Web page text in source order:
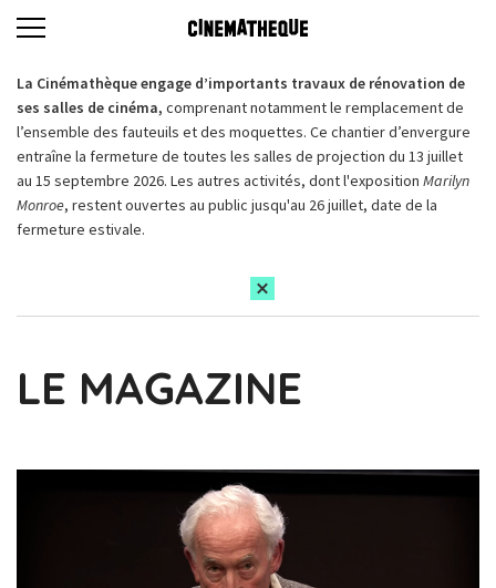
La Cinémathèque engage d’importants travaux de rénovation de
ses salles de cinéma, comprenant notamment le remplacement de
l’ensemble des fauteuils et des moquettes. Ce chantier d’envergure
entraîne la fermeture de toutes les salles de projection du 13 juillet
au 15 septembre 2026. Les autres activités, dont l'exposition Marilyn
Monroe, restent ouvertes au public jusqu'au 26 juillet, date de la
fermeture estivale.
LE MAGAZINE